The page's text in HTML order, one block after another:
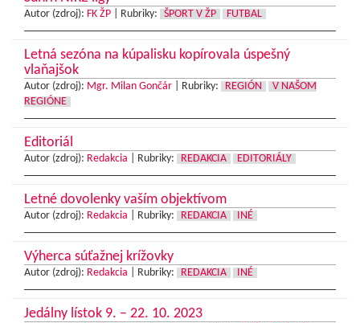
Autor (zdroj): FK ŽP Rubriky: ŠPORT V ŽP FUTBAL
Letná sezóna na kúpalisku kopírovala úspešný
vlaňajšok
Autor (zdroj): Mgr. Milan Gončár Rubriky: REGIÓN
V NAŠOM
REGIÓNE
Editoriál
Autor (zdroj): Redakcia Rubriky: REDAKCIA EDITORIÁLY
Letné dovolenky vaším objektívom
Autor (zdroj): Redakcia Rubriky: REDAKCIA INÉ
Výherca súťažnej krížovky
Autor (zdroj): Redakcia Rubriky: REDAKCIA INÉ
Jedálny lístok 9. – 22. 10. 2023